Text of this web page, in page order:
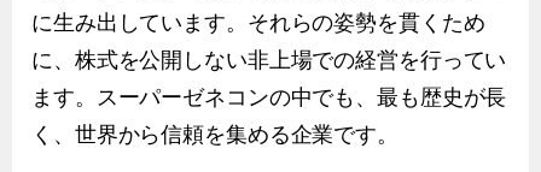
に生み出しています。それらの姿勢を貫くため
に、株式を公開しない非上場での経営を行ってい
ます。スーパーゼネコンの中でも、最も歴史が長
く、世界から信頼を集める企業です。